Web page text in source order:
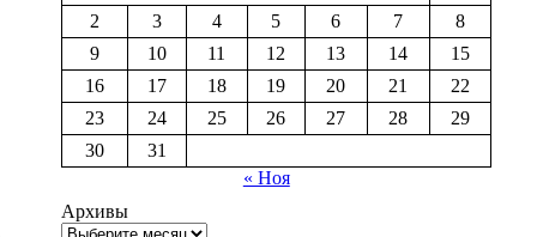
2
3 4 5 6 7
8
9
10 11 12 13 14
15
16
17 18 19 20 21
22
23
24 25 26 27 28
29
30
31
« Ноя
Архивы